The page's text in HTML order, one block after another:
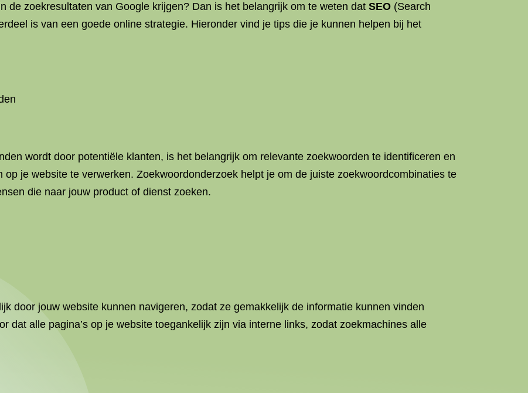
de zoekresultaten van Google krijgen? Dan is het belangrijk om te weten dat SEO (Search
is van een goede online strategie. Hieronder vind je tips die je kunnen helpen bij het
wordt door potentiële klanten, is het belangrijk om relevante zoekwoorden te identificeren en
je website te verwerken. Zoekwoordonderzoek helpt je om de juiste zoekwoordcombinaties te
die naar jouw product of dienst zoeken.
door jouw website kunnen navigeren, zodat ze gemakkelijk de informatie kunnen vinden
dat alle pagina’s op je website toegankelijk zijn via interne links, zodat zoekmachines alle